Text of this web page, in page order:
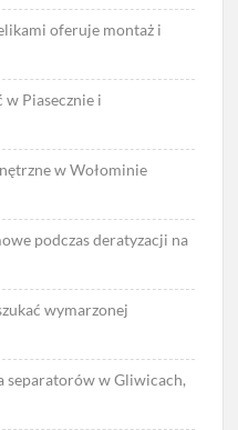
oferuje montaż i
w Piasecznie i
w Wołominie
podczas deratyzacji na
wymarzonej
separatorów w Gliwicach,